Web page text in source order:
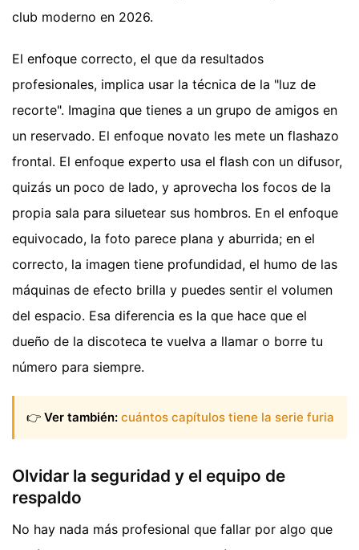
club moderno en 2026.
El enfoque correcto, el que da resultados
profesionales, implica usar la técnica de la "luz de
recorte". Imagina que tienes a un grupo de amigos en
un reservado. El enfoque novato les mete un flashazo
frontal. El enfoque experto usa el flash con un difusor,
quizás un poco de lado, y aprovecha los focos de la
propia sala para siluetear sus hombros. En el enfoque
equivocado, la foto parece plana y aburrida; en el
correcto, la imagen tiene profundidad, el humo de las
máquinas de efecto brilla y puedes sentir el volumen
del espacio. Esa diferencia es la que hace que el
dueño de la discoteca te vuelva a llamar o borre tu
número para siempre.
👉 Ver también: cuántos capítulos tiene la serie furia
Olvidar la seguridad y el equipo de
respaldo
No hay nada más profesional que fallar por algo que